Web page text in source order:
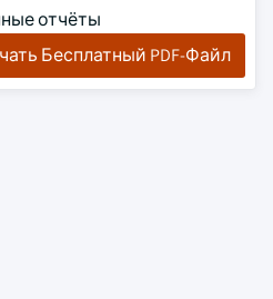
отчёты
Бесплатный PDF-Файл